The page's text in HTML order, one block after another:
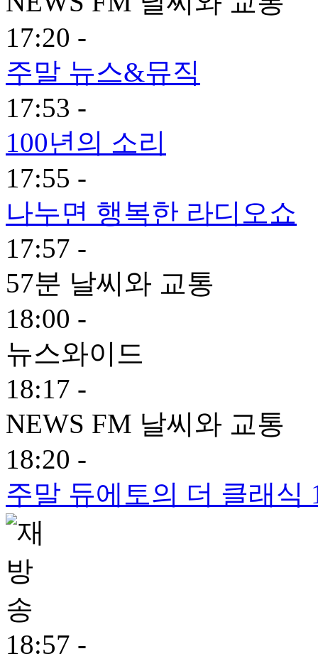
17:20 -
주말 뉴스&뮤직
17:53 -
100년의 소리
17:55 -
나누면 행복한 라디오쇼
17:57 -
57분 날씨와 교통
18:00 -
뉴스와이드
18:17 -
NEWS FM 날씨와 교통
18:20 -
주말 듀에토의 더 클래식
18:57 -